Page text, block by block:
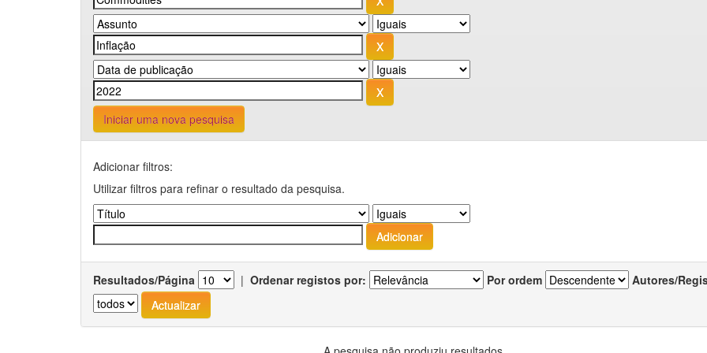
Iniciar uma nova pesquisa
Adicionar filtros:
Utilizar filtros para refinar o resultado da pesquisa.
Resultados/Página | Ordenar registos por: Por ordem Autores/